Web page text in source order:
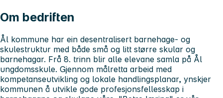
Om bedriften
Ål kommune har ein desentralisert barnehage- og
skulestruktur med både små og litt større skular og
barnehagar. Frå 8. trinn blir alle elevane samla på Ål
ungdomsskule. Gjennom målretta arbeid med
kompetanseutvikling og lokale handlingsplanar, ynskjer
kommunen å utvikle gode profesjonsfellesskap i